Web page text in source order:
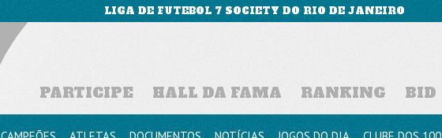
LIGA DE FUTEBOL 7 SOCIETY DO RIO DE JANEIRO
PARTICIPE HALL DA FAMA RANKING BID